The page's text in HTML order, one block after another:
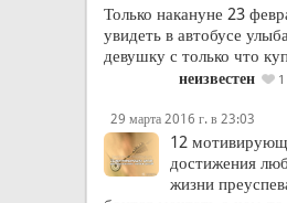
Только накануне 23
увидеть в автобусе
девушку с только что
неизвестен 1
29 марта 2016 г. в 23:03
12
достижения
жизни